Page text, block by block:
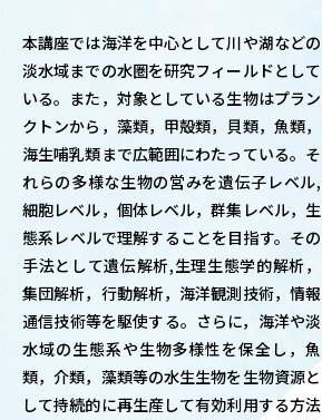
卒業生の方へ
本講座では海洋を中心として川や湖などの
淡水域までの水圏を研究フィールドとして
いる。また，対象としている生物はプラン
クトンから，藻類，甲殻類，貝類，魚類，
海生哺乳類まで広範囲にわたっている。そ
れらの多様な生物の営みを遺伝子レベル,
細胞レベル，個体レベル，群集レベル，生
態系レベルで理解することを目指す。その
手法として遺伝解析,生理生態学的解析，
集団解析，行動解析，海洋観測技術，情報
通信技術等を駆使する。さらに，海洋や淡
水域の生態系や生物多様性を保全し，魚
類，介類，藻類等の水生生物を生物資源と
して持続的に再生産して有効利用する方法